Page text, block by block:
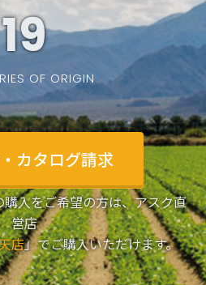
19
OF ORIGIN
カタログ請求
入をご希望の方は、アスク直
営店
店」でご購入いただけます。